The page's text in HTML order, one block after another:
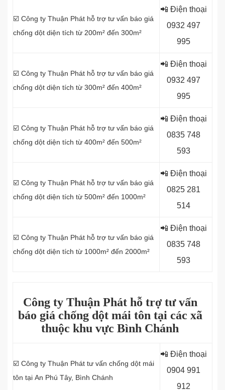
☑️ Công ty Thuận Phát hỗ trợ tư vấn báo giá
chống dột diện tích từ 200m² đến 300m²
📲 Điện thoại
0932 497
995
☑️ Công ty Thuận Phát hỗ trợ tư vấn báo giá
chống dột diện tích từ 300m² đến 400m²
📲 Điện thoại
0932 497
995
☑️ Công ty Thuận Phát hỗ trợ tư vấn báo giá
chống dột diện tích từ 400m² đến 500m²
📲 Điện thoại
0835 748
593
☑️ Công ty Thuận Phát hỗ trợ tư vấn báo giá
chống dột diện tích từ 500m² đến 1000m²
📲 Điện thoại
0825 281
514
☑️ Công ty Thuận Phát hỗ trợ tư vấn báo giá
chống dột diện tích từ 1000m² đến 2000m²
📲 Điện thoại
0835 748
593
Công ty Thuận Phát hỗ trợ tư vấn
báo giá chống dột mái tôn tại các xã
thuộc khu vực Bình Chánh
☑️ Công ty Thuận Phát tư vấn chống dột mái
tôn tại An Phú Tây, Bình Chánh
📲 Điện thoại
0904 991
912